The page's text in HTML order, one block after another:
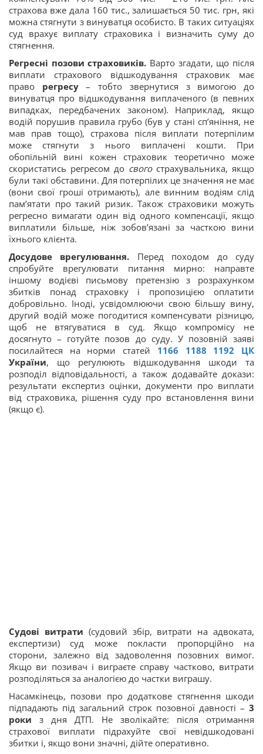
страхова вже дала 160 тис., залишається 50 тис. грн, які
можна стягнути з винуватця особисто. В таких ситуаціях
суд врахує виплату страховика і визначить суму до
стягнення.
Регресні позови страховиків. Варто згадати, що після
виплати страхового відшкодування страховик має
право регресу– тобто звернутися з вимогою до
винуватця про відшкодування виплаченого (в певних
випадках, передбачених законом). Наприклад, якщо
водій порушив правила грубо (був у стані сп’яніння, не
мав прав тощо), страхова після виплати потерпілим
може стягнути з нього виплачені кошти. При
обопільній вині кожен страховик теоретично може
скористатись регресом до свогострахувальника, якщо
були такі обставини. Для потерпілих це значення не має
(вони свої гроші отримають), але винним водіям слід
пам’ятати про такий ризик. Також страховики можуть
регресно вимагати один від одного компенсації, якщо
виплатили більше, ніж зобов’язані за часткою вини
їхнього клієнта.
Досудове врегулювання. Перед походом до суду
спробуйте врегулювати питання мирно: направте
іншому водієві письмову претензію з розрахунком
збитків понад страховку і пропозицією оплатити
добровільно. Іноді, усвідомлюючи свою більшу вину,
другий водій може погодитися компенсувати різницю,
щоб не втягуватися в суд. Якщо компромісу не
досягнуто – готуйте позов до суду. У позовній заяві
посилайтеся на норми статей 1166 1188 1192 ЦК
України, що регулюють відшкодування шкоди та
розподіл відповідальності, а також додавайте докази:
результати експертиз оцінки, документи про виплати
від страховика, рішення суду про встановлення вини
(якщо є).
Судові витрати (судовий збір, витрати на адвоката,
експертизи) суд може покласти пропорційно на
сторони, залежно від задоволення позовних вимог.
Якщо ви позивач і виграєте справу частково, витрати
розподіляться за аналогією до частки виграшу.
Насамкінець, позови про додаткове стягнення шкоди
підпадають під загальний строк позовної давності – 3
роки з дня ДТП. Не зволікайте: після отримання
страхової виплати підрахуйте свої невідшкодовані
збитки і, якщо вони значні, дійте оперативно.